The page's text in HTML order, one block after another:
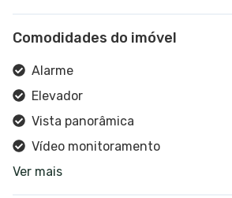
Comodidades do imóvel
Alarme
Elevador
Vista panorâmica
Vídeo monitoramento
Recepção
Ver mais